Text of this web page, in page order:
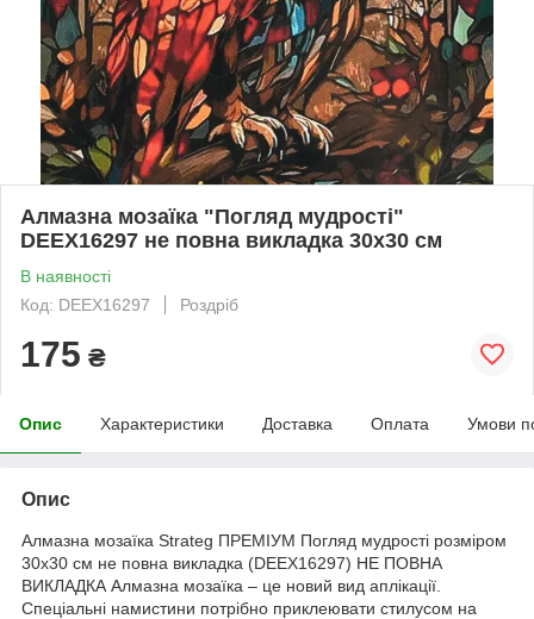
Алмазна мозаїка "Погляд мудрості"
DEEX16297 не повна викладка 30х30 см
В наявності
Код: DEEX16297
Роздріб
175 ₴
Опис Характеристики Доставка Оплата Умови
Опис
Алмазна мозаїка Strateg ПРЕМІУМ Погляд мудрості розміром
30х30 см не повна викладка (DEEX16297) НЕ ПОВНА
ВИКЛАДКА Алмазна мозаїка – це новий вид аплікації.
Спеціальні намистини потрібно приклеювати стилусом на